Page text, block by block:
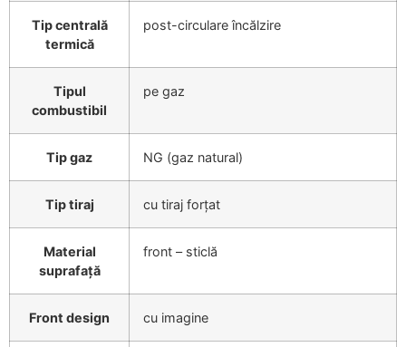
Tip centrală
termică
post-circulare încălzire
Tipul
combustibil
pe gaz
Tip gaz NG (gaz natural)
Tip tiraj cu tiraj forțat
Material
suprafață
front – sticlă
Front design cu imagine